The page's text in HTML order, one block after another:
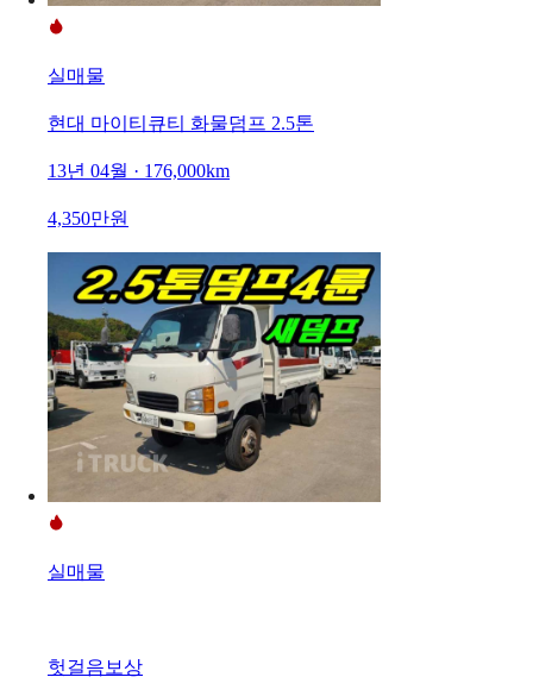
실매물
현대 마이티큐티 화물덤프 2.5톤
13년 04월 · 176,000km
4,350만원
실매물
헛걸음보상